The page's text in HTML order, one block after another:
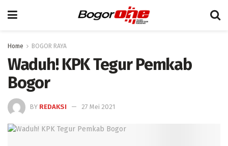
Home BOGOR RAYA
Waduh! KPK Tegur Pemkab
Bogor
BY REDAKSI 27 Mei 2021